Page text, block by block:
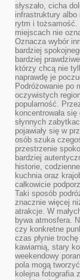
słyszało, cicha
infrastruktury albo
rytm i tożsamość.
miejscach nie
Oznacza wybór
bardziej
bardziej
którzy chcą nie
naprawdę je
Podróżowanie po
oczywistych
popularność.
koncentrowała
słynnych
pojawiały się w
osób szuka
przestrzenie
bardziej
historie,
kuchnia oraz
całkowicie
Taki sposób
znacznie więcej
atrakcje. W
bywa atmosfera.
czy konkretne
czas płynie
kawiarnią, stary
weekendowy
pola mogą
kolejna fotografia